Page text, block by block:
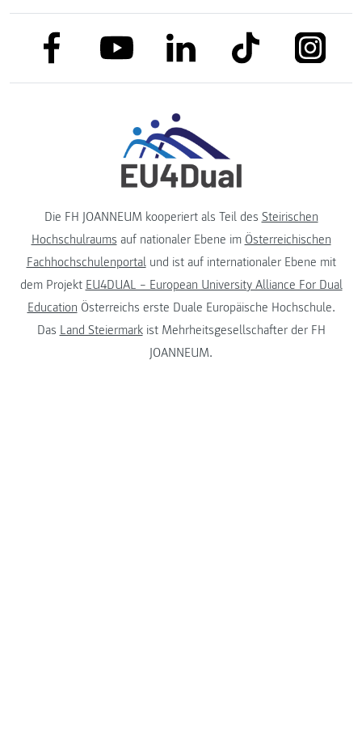
link to facebooklink to youtubelink to linkedinlink to tiktok
Die FH JOANNEUM kooperiert als Teil des Steirischen
Hochschulraums auf nationaler Ebene im Österreichischen
Fachhochschulenportalund ist auf internationaler Ebene mit
dem Projekt EU4DUAL – European University Alliance For Dual
Education Österreichs erste Duale Europäische Hochschule.
Das Land Steiermarkist Mehrheitsgesellschafter der FH
JOANNEUM.